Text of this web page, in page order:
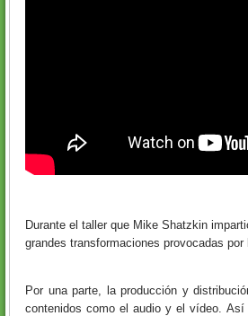
Durante el taller que Mike Shatzkin
grandes transformaciones provocadas
Por una parte, la producción y
contenidos como el audio y el vídeo.